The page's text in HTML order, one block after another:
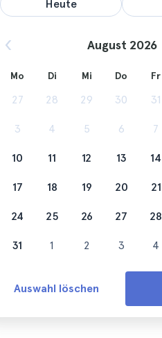
Sie
Heute
August 2026
Mo Di Mi Do Fr
27 28 29 30 31
3 4 5 6 7
10 11 12 13 14
17 18 19 20 21
24 25 26 27 28
31 1 2 3 4
Auswahl löschen